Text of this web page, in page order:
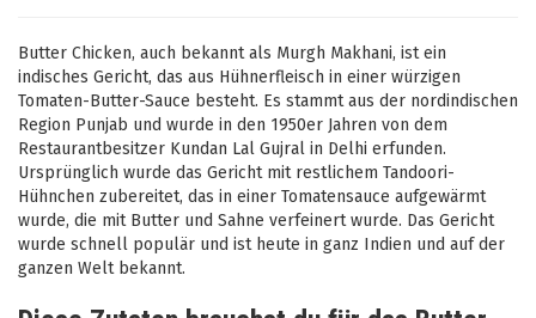
Butter Chicken, auch bekannt als Murgh Makhani, ist ein
indisches Gericht, das aus Hühnerfleisch in einer würzigen
Tomaten-Butter-Sauce besteht. Es stammt aus der nordindischen
Region Punjab und wurde in den 1950er Jahren von dem
Restaurantbesitzer Kundan Lal Gujral in Delhi erfunden.
Ursprünglich wurde das Gericht mit restlichem Tandoori-
Hühnchen zubereitet, das in einer Tomatensauce aufgewärmt
wurde, die mit Butter und Sahne verfeinert wurde. Das Gericht
wurde schnell populär und ist heute in ganz Indien und auf der
ganzen Welt bekannt.